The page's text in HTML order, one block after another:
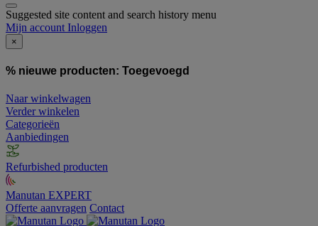
Suggested site content and search history menu
Mijn account Inloggen
×
% nieuwe producten: Toegevoegd
Naar winkelwagen
Verder winkelen
Categorieën
Aanbiedingen
Refurbished producten
Manutan EXPERT
Offerte aanvragen Contact